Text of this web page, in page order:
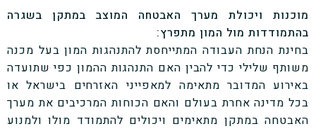
מוכנות ויכולת מערך האבטחה המוצב במתקן בשגרה
בהתמודדות מול המון מתפרץ:
בחינת הנחת העבודה המתייחסת להתנהגות המון בעל מכנה
משותף שלילי כדי להבין האם התנהגות ההמון כפי שתועדה
באירוע המדובר מתאימה למאפייני האזרחים בישראל או
בכל מדינה אחרת בעולם והאם הכוחות המרכיבים את מערך
האבטחה במתקן מתאימים ויכולים להתמודד מולו ולמנוע